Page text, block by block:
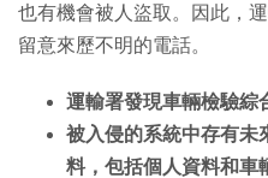
也有機會被人盜取。因此，
留意來歷不明的電話。
運輸署發現車輛檢驗綜
被入侵的系統中存有未
料，包括個人資料和車